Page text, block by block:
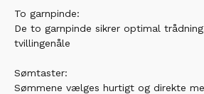
To garnpinde:
De to garnpinde sikrer optimal
tvillingenåle
Sømtaster:
Sømmene vælges hurtigt og direkte